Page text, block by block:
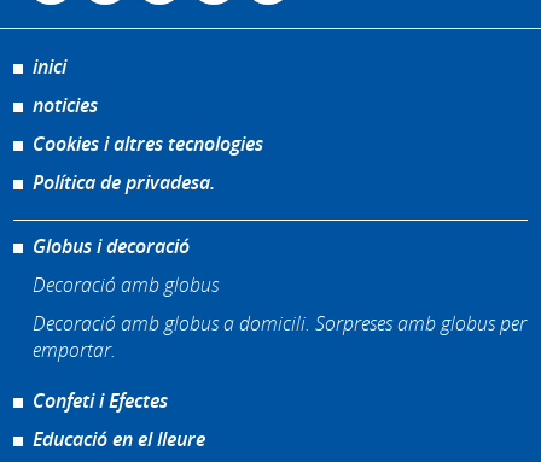
inici
noticies
Cookies i altres tecnologies
Política de privadesa.
Globus i decoració
Decoració amb globus
Decoració amb globus a domicili. Sorpreses amb globus per
emportar.
Confeti i Efectes
Educació en el lleure